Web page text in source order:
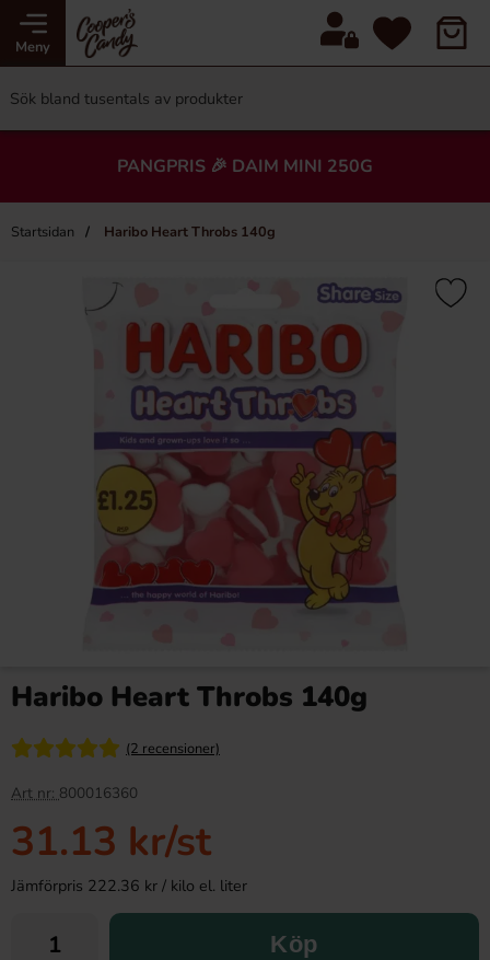
Meny
PANGPRIS 🎉 DAIM MINI 250G
Startsidan Haribo Heart Throbs 140g
Haribo Heart Throbs 140g
(2 recensioner)
Art nr: 800016360
31.13 kr/st
Jämförpris 222.36 kr / kilo el. liter
Köp